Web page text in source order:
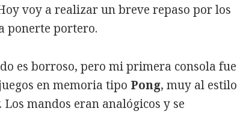
voy a realizar un breve repaso por los
ponerte portero.
es borroso, pero mi primera consola fue
en memoria tipo Pong, muy al estilo
. Los mandos eran analógicos y se